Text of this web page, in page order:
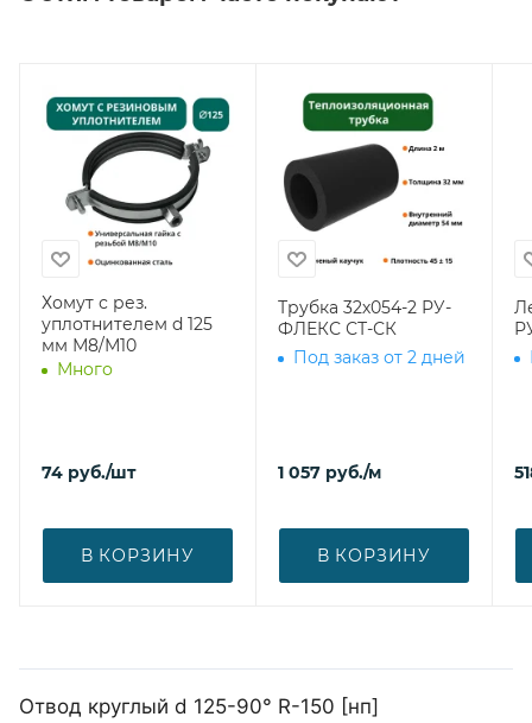
Хомут с рез.
уплотнителем d 125
мм М8/М10
Много
74 руб./шт
В КОРЗИНУ
Трубка 32х054-2 РУ-
ФЛЕКС СТ-СК
Под заказ от 2 дней
1 057 руб./м
В КОРЗИНУ
Отвод круглый d 125-90° R-150 [нп]